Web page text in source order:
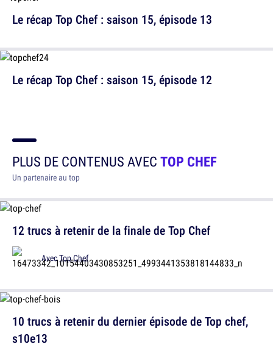
Le récap Top Chef : saison 15, épisode 13
Le récap Top Chef : saison 15, épisode 12
PLUS DE CONTENUS AVECTOP CHEF
Un partenaire au top
12 trucs à retenir de la finale de Top Chef
AvecTop Chef
10 trucs à retenir du dernier épisode de Top chef,
s10e13